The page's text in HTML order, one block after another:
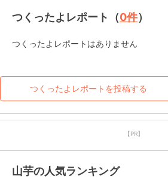
つくったよレポート（0件）
つくったよレポートはありません
つくったよレポートを投稿する
【PR】
山芋の人気ランキング